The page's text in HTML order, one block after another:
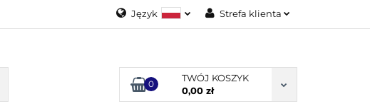
Język
English
Strefa klienta
Załóż konto
Dodaj zgłoszenie
0
TWÓJ KOSZYK
0,00 zł